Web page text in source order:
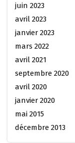
juin 2023
avril 2023
janvier 2023
mars 2022
avril 2021
septembre 2020
avril 2020
janvier 2020
mai 2015
décembre 2013